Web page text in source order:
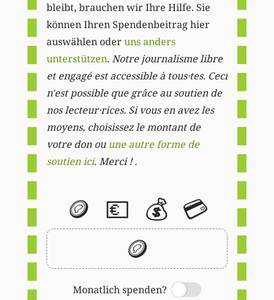
bleibt, brauchen wir Ihre Hilfe. Sie
können Ihren Spendenbeitrag hier
auswählen oderuns anders
unterstützen. Notre journalisme libre
et engagé est accessible à tous·tes. Ceci
n'est possible que grâce au soutien de
nos lecteur·rices. Si vous en avez les
moyens, choisissez le montant de
votre don ou une autre forme de
soutien ici. Merci ! .
🪙 💶 💰 💳
🪙
Monatlich spenden?
Switch